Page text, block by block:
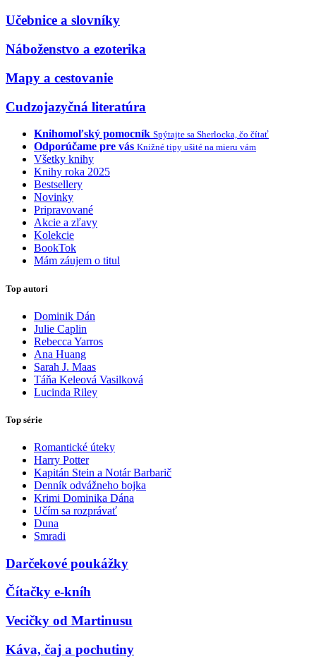
Učebnice a slovníky
Náboženstvo a ezoterika
Mapy a cestovanie
Cudzojazyčná literatúra
Knihomoľský pomocník Spýtajte sa Sherlocka, čo čítať
Odporúčame pre vás Knižné tipy ušité na mieru vám
Všetky knihy
Knihy roka 2025
Bestsellery
Novinky
Pripravované
Akcie a zľavy
Kolekcie
BookTok
Mám záujem o titul
Top autori
Dominik Dán
Julie Caplin
Rebecca Yarros
Ana Huang
Sarah J. Maas
Táňa Keleová Vasilková
Lucinda Riley
Top série
Romantické úteky
Harry Potter
Kapitán Stein a Notár Barbarič
Denník odvážneho bojka
Krimi Dominika Dána
Učím sa rozprávať
Duna
Smradi
Darčekové poukážky
Čítačky e-kníh
Vecičky od Martinusu
Káva, čaj a pochutiny